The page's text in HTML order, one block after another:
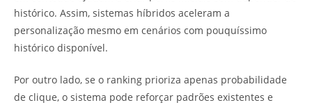
histórico. Assim, sistemas híbridos aceleram a
personalização mesmo em cenários com pouquíssimo
histórico disponível.
Por outro lado, se o ranking prioriza apenas probabilidade
de clique, o sistema pode reforçar padrões existentes e